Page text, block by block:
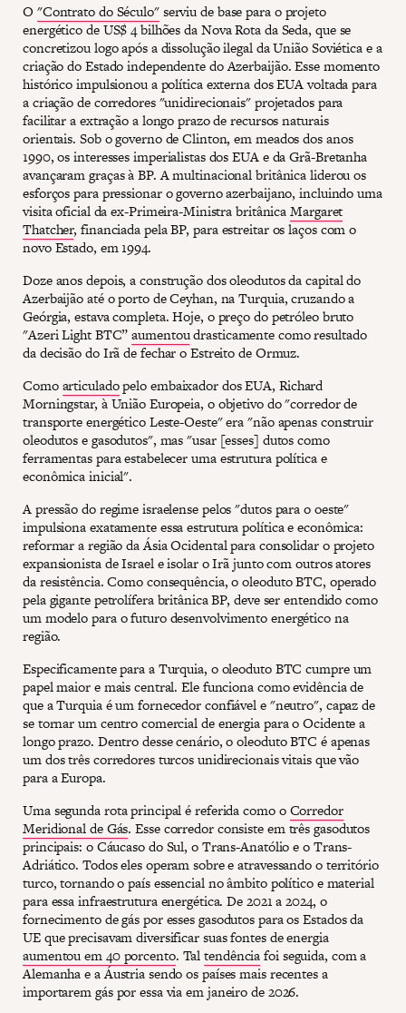
O "Contrato do Século"serviu de base para o projeto
energético de US$ 4 bilhões da Nova Rota da Seda, que se
concretizou logo após a dissolução ilegal da União Soviética e a
criação do Estado independente do Azerbaijão. Esse momento
histórico impulsionou a política externa dos EUA voltada para
a criação de corredores "unidirecionais" projetados para
facilitar a extração a longo prazo de recursos naturais
orientais. Sob o governo de Clinton, em meados dos anos
1990, os interesses imperialistas dos EUA e da Grã-Bretanha
avançaram graças à BP. A multinacional britânica liderou os
esforços para pressionar o governo azerbaijano, incluindo uma
visita oficial da ex-Primeira-Ministra britânicaMargaret
Thatcher, financiada pela BP, para estreitar os laços com o
novo Estado, em 1994.
Doze anos depois, a construção dos oleodutos da capital do
Azerbaijão até o porto de Ceyhan, na Turquia, cruzando a
Geórgia, estava completa. Hoje, o preço do petróleo bruto
"Azeri Light BTC”aumentoudrasticamente como resultado
da decisão do Irã de fechar o Estreito de Ormuz.
Comoarticuladopelo embaixador dos EUA, Richard
Morningstar, à União Europeia, o objetivo do "corredor de
transporte energético Leste-Oeste" era "não apenas construir
oleodutos e gasodutos", mas "usar [esses] dutos como
ferramentas para estabelecer uma estrutura política e
econômica inicial".
A pressão do regime israelense pelos "dutos para o oeste"
impulsiona exatamente essa estrutura política e econômica:
reformar a região da Ásia Ocidental para consolidar o projeto
expansionista de Israel e isolar o Irã junto com outros atores
da resistência. Como consequência, o oleoduto BTC, operado
pela gigante petrolífera britânica BP, deve ser entendido como
um modelo para o futuro desenvolvimento energético na
região.
Especificamente para a Turquia, o oleoduto BTC cumpre um
papel maior e mais central. Ele funciona como evidência de
que a Turquia é um fornecedor confiável e "neutro", capaz de
se tornar um centro comercial de energia para o Ocidente a
longo prazo. Dentro desse cenário, o oleoduto BTC é apenas
um dos três corredores turcos unidirecionais vitais que vão
para a Europa.
Uma segunda rota principal é referida como oCorredor
Meridional de Gás. Esse corredor consiste em três gasodutos
principais: o Cáucaso do Sul, o Trans-Anatólio e o Trans-
Adriático. Todos eles operam sobre e atravessando o território
turco, tornando o país essencial no âmbito político e material
para essa infraestrutura energética. De 2021 a 2024, o
fornecimento de gás por esses gasodutos para os Estados da
UE que precisavam diversificar suas fontes de energia
aumentou em 40 porcento. Taltendênciafoi seguida, com a
Alemanha e a Áustria sendo os países mais recentes a
importarem gás por essa via em janeiro de 2026.